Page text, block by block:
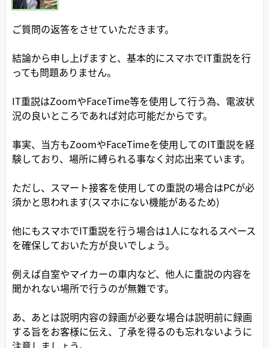
ご質問の返答をさせていただきます。
結論から申し上げますと、基本的にスマホでIT重説を行
っても問題ありません。
IT重説はZoomやFaceTime等を使用して行う為、電波状
況の良いところであれば対応可能だからです。
事実、当方もZoomやFaceTimeを使用してのIT重説を経
験しており、場所に縛られる事なく対応出来ています。
ただし、スマート接客を使用しての重説の場合はPCが必
須かと思われます(スマホにない機能があるため)
他にもスマホでIT重説を行う場合は1人になれるスペース
を確保しておいた方が良いでしょう。
例えば自室やマイカーの車内など、他人に重説の内容を
聞かれない場所で行うのが無難です。
あ、あとは説明内容の録画が必要な場合は説明前に録画
する旨をお客様に伝え、了承を得るのも忘れないように